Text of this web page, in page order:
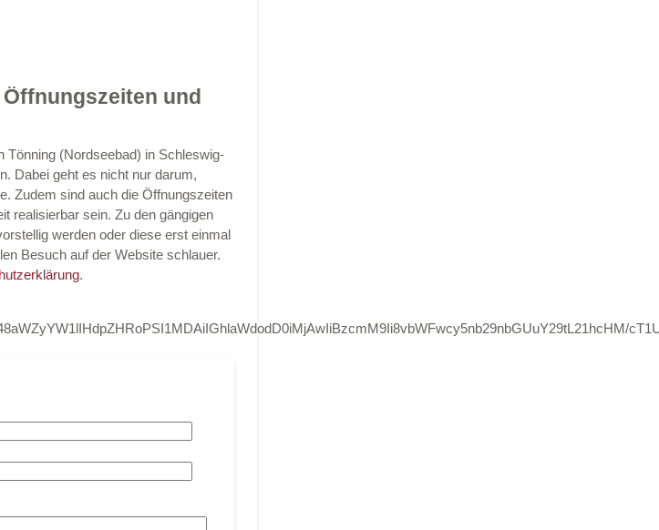
und
Tönning (Nordseebad) in Schleswig-
Dabei geht es nicht nur darum,
Zudem sind auch die Öffnungszeiten
realisierbar sein. Zu den gängigen
werden oder diese erst einmal
Besuch auf der Website schlauer.
.